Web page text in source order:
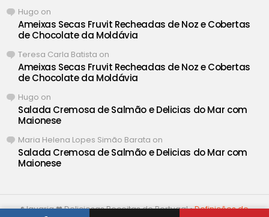
Hugo on
Ameixas Secas Fruvit Recheadas de Noz e Cobertas
de Chocolate da Moldávia
Teresa Carla Batista on
Ameixas Secas Fruvit Recheadas de Noz e Cobertas
de Chocolate da Moldávia
Hugo on
Salada Cremosa de Salmão e Delicias do Mar com
Maionese
Maria Helena Lopes Simão Barata on
Salada Cremosa de Salmão e Delicias do Mar com
Maionese
® Iguaria ❤ Deliciosas Receitas de Portugal •Definições de